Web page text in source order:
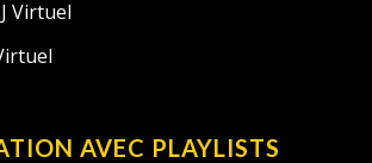
Virtuel
AVEC PLAYLISTS